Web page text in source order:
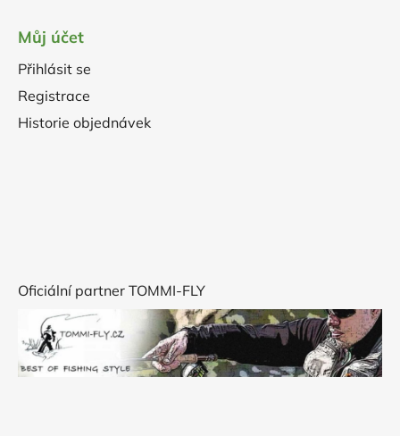
Můj účet
Přihlásit se
Registrace
Historie objednávek
Oficiální partner TOMMI-FLY